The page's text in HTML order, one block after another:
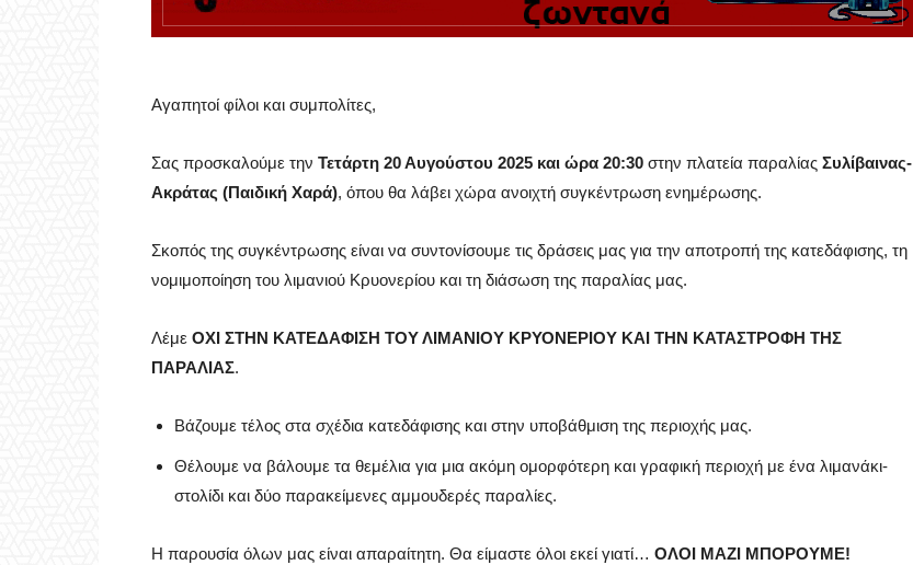
Αγαπητοί φίλοι και συμπολίτες,
Σας προσκαλούμε την Τετάρτη 20 Αυγούστου 2025 και ώρα 20:30 στην πλατεία παραλίας Συλίβαινας-
Ακράτας (Παιδική Χαρά), όπου θα λάβει χώρα ανοιχτή συγκέντρωση ενημέρωσης.
Σκοπός της συγκέντρωσης είναι να συντονίσουμε τις δράσεις μας για την αποτροπή της κατεδάφισης, τη
νομιμοποίηση του λιμανιού Κρυονερίου και τη διάσωση της παραλίας μας.
Λέμε ΟΧΙ ΣΤΗΝ ΚΑΤΕΔΑΦΙΣΗ ΤΟΥ ΛΙΜΑΝΙΟΥ ΚΡΥΟΝΕΡΙΟΥ ΚΑΙ ΤΗΝ ΚΑΤΑΣΤΡΟΦΗ ΤΗΣ
ΠΑΡΑΛΙΑΣ.
Βάζουμε τέλος στα σχέδια κατεδάφισης και στην υποβάθμιση της περιοχής μας.
Θέλουμε να βάλουμε τα θεμέλια για μια ακόμη ομορφότερη και γραφική περιοχή με ένα λιμανάκι-
στολίδι και δύο παρακείμενες αμμουδερές παραλίες.
Η παρουσία όλων μας είναι απαραίτητη. Θα είμαστε όλοι εκεί γιατί… ΟΛΟΙ ΜΑΖΙ ΜΠΟΡΟΥΜΕ!